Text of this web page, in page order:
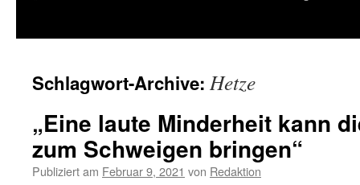
Schlagwort-Archive: Hetze
„Eine laute Minderheit kann
zum Schweigen bringen“
Publiziert am Februar 9, 2021 von Redaktion